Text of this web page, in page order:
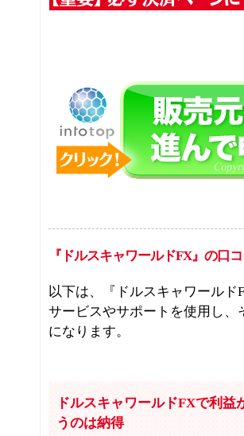
『ドルスキャワールドFX』の口
以下は、『ドルスキャワール
サービスやサポートを使用し
になります。
ドルスキャワールドFXで利
うのは納得